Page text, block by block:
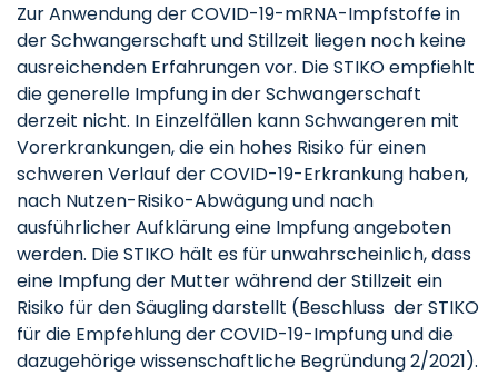
Zur Anwendung der COVID-19-mRNA-Impfstoffe in
der Schwangerschaft und Stillzeit liegen noch keine
ausreichenden Erfahrungen vor. Die STIKO empfiehlt
die generelle Impfung in der Schwangerschaft
derzeit nicht. In Einzelfällen kann Schwangeren mit
Vorerkrankungen, die ein hohes Risiko für einen
schweren Verlauf der COVID-19-Erkrankung haben,
nach Nutzen-Risiko-Abwägung und nach
ausführlicher Aufklärung eine Impfung angeboten
werden. Die STIKO hält es für unwahrscheinlich, dass
eine Impfung der Mutter während der Stillzeit ein
Risiko für den Säugling darstellt (Beschluss der STIKO
für die Empfehlung der COVID-19-Impfung und die
dazugehörige wissenschaftliche Begründung 2/2021).